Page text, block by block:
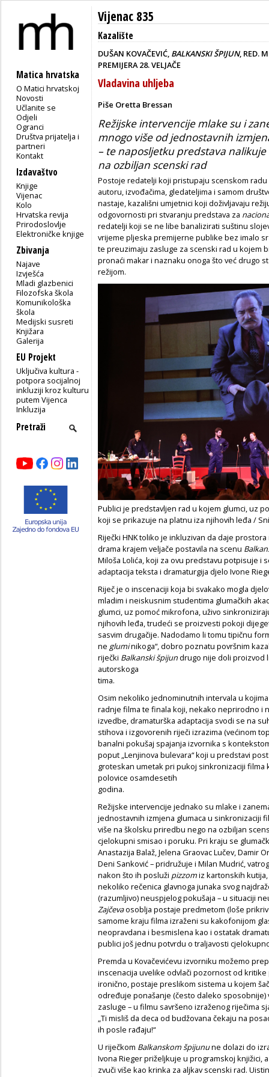
Matica hrvatska
O Matici hrvatskoj
Novosti
Učlanite se
Odjeli
Ogranci
Društva prijatelja i
partneri
Kontakt
Izdavaštvo
Knjige
Vijenac
Kolo
Hrvatska revija
Prirodoslovlje
Elektroničke knjige
Zbivanja
Najave
Izvješća
Mladi glazbenici
Filozofska škola
Komunikološka
škola
Medijski susreti
Knjižara
Galerija
EU Projekt
Uključiva kultura -
potpora socijalnoj
inkluziji kroz kulturu
putem Vijenca
Inkluzija
Vijenac 835
Kazalište
DUŠAN KOVAČEVIĆ, BALKANSKI ŠPIJUN, RED.
PREMIJERA 28. VELJAČE
Vladavina uhljeba
Piše Oretta Bressan
Režijske intervencije mlake su i
mnogo više od jednostavnih
– te naposljetku predstava
na ozbiljan scenski rad
Postoje redatelji koji pristupaju scenskom
autoru, izvođačima, gledateljima i samom
nastaje, kazališni umjetnici koji doživljavaju
odgovornosti pri stvaranju predstava za
redatelji koji se ne libe banalizirati suštinu
vrijeme pljeska premijerne publike bez imalo
te preuzimaju zasluge za scenski rad u kojem
pronaći makar i naznaku onoga što već drugo
režijom.
Publici je predstavljen rad u kojem glumci, uz
koji se prikazuje na platnu iza njihovih leđa /
Riječki HNK toliko je inkluzivan da daje
drama krajem veljače postavila na scenu
Miloša Lolića, koji za ovu predstavu potpisuje i
adaptacija teksta i dramaturgija djelo Ivone
Riječ je o inscenaciji koja bi svakako mogla
mladim i neiskusnim studentima glumačkih
glumci, uz pomoć mikrofona, uživo
njihovih leđa, trudeći se proizvesti pokoji
sasvim drugačije. Nadodamo li tomu tipičnu
ne gluminikoga“, dobro poznatu površnim
riječki Balkanski špijundrugo nije doli proizvod
autorskoga
tima.
Osim nekoliko jednominutnih intervala u
radnje filma te finala koji, nekako neprirodno i
izvedbe, dramaturška adaptacija svodi se na
stihova i izgovorenih riječi izrazima (većinom
banalni pokušaj spajanja izvornika s
poput „Lenjinova bulevara“ koji u predstavi
groteskan umetak pri pukoj sinkronizaciji filma
polovice osamdesetih
godina.
Režijske intervencije jednako su mlake i
jednostavnih izmjena glumaca u sinkronizaciji
više na školsku priredbu nego na ozbiljan
cjelokupni smisao i poruku. Pri kraju se
Anastazija Balaž, Jelena Graovac Lučev, Damir
Deni Sanković – pridružuje i Milan Mudrić,
nakon što ih posluži pizzomiz kartonskih
nekoliko rečenica glavnoga junaka svog
(razumljivo) neuspjelog pokušaja – u situaciji
Zajčevaosoblja postaje predmetom (loše
samome kraju filma izraženi su kakofonijom
neopravdana i besmislena kao i ostatak
publici još jednu potvrdu o traljavosti
Premda u Kovačevićevu izvorniku možemo
inscenacija uvelike odvlači pozornost od
ironično, postaje preslikom sistema u kojem
određuje ponašanje (često daleko
zasluge – u filmu savršeno izraženog riječima
„Ti misliš da deca od budžovana čekaju na
ih posle rađaju!“
U riječkom Balkanskom špijunune dolazi do
Ivona Rieger priželjkuje u programskoj knjižici,
zvuči više kao krinka za aljkav scenski rad.